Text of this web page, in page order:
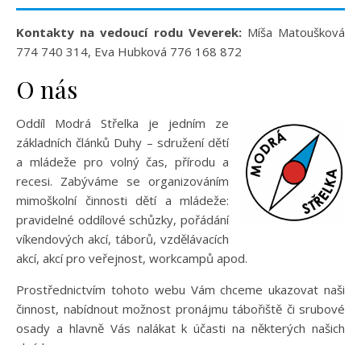
Kontakty na vedoucí rodu Veverek:Míša Matoušková
774 740 314, Eva Hubková 776 168 872
O nás
Oddíl Modrá Střelka je jedním ze
základních článků Duhy – sdružení dětí
a mládeže pro volný čas, přírodu a
recesi. Zabýváme se organizováním
mimoškolní činnosti dětí a mládeže:
pravidelné oddílové schůzky, pořádání
víkendových akcí, táborů, vzdělávacích
akcí, akcí pro veřejnost, workcampů apod.
Prostřednictvím tohoto webu Vám chceme ukazovat naši
činnost, nabídnout možnost pronájmu tábořiště či srubové
osady a hlavně Vás nalákat k účasti na některých našich